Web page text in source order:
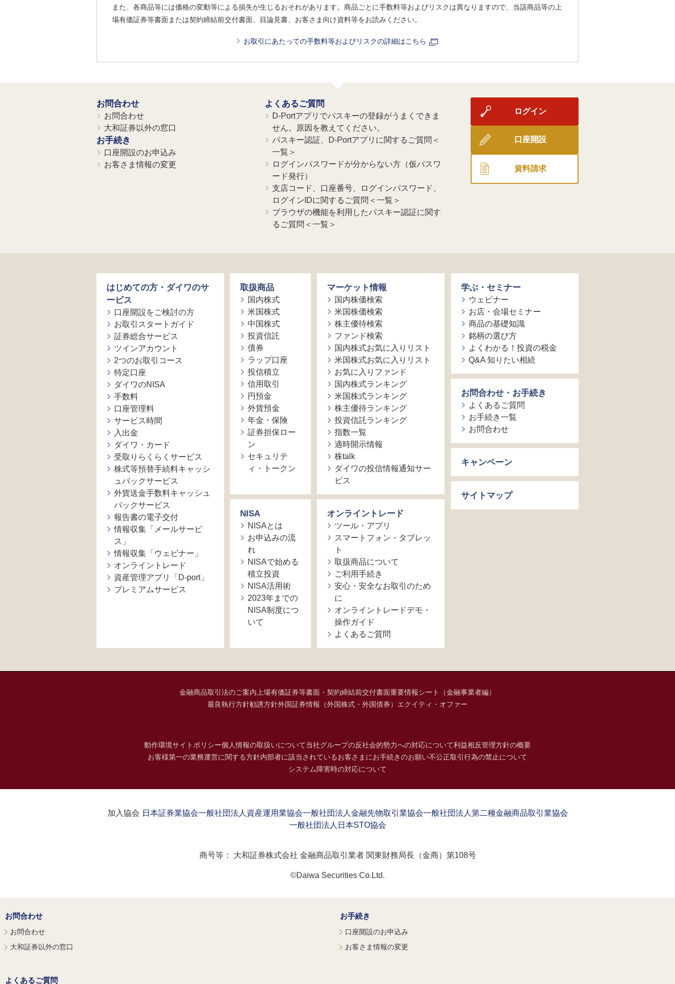
また、各商品等には価格の変動等による損失が生じるおそれがあります。商品ごとに手数料等およびリスクは異なりますので、当該商品等の上
場有価証券等書面または契約締結前交付書面、目論見書、お客さま向け資料等をお読みください。
お取引にあたっての手数料等およびリスクの詳細はこちら
お問合わせ
お問合わせ
大和証券以外の窓口
お手続き
口座開設のお申込み
お客さま情報の変更
よくあるご質問
D-Portアプリでパスキーの登録がうまくできま
せん。原因を教えてください。
パスキー認証、D-Portアプリに関するご質問＜
一覧＞
ログインパスワードが分からない方（仮パスワ
ード発行）
支店コード、口座番号、ログインパスワード、
ログインIDに関するご質問＜一覧＞
ブラウザの機能を利用したパスキー認証に関す
るご質問＜一覧＞
ログイン
口座開設
資料請求
はじめての方・ダイワのサ
ービス
口座開設をご検討の方
お取引スタートガイド
証券総合サービス
ツインアカウント
2つのお取引コース
特定口座
ダイワのNISA
手数料
口座管理料
サービス時間
入出金
ダイワ・カード
受取りらくらくサービス
株式等預替手続料キャッシ
ュバックサービス
外貨送金手数料キャッシュ
バックサービス
報告書の電子交付
情報収集「メールサービ
ス」
情報収集「ウェビナー」
オンライントレード
資産管理アプリ「D-port」
プレミアムサービス
取扱商品
国内株式
米国株式
中国株式
投資信託
債券
ラップ口座
投信積立
信用取引
円預金
外貨預金
年金・保険
証券担保ロー
ン
セキュリテ
ィ・トークン
NISA
NISAとは
お申込みの流
れ
NISAで始める
積立投資
NISA活用術
2023年までの
NISA制度につ
いて
マーケット情報
国内株価検索
米国株価検索
株主優待検索
ファンド検索
国内株式お気に入りリスト
米国株式お気に入りリスト
お気に入りファンド
国内株式ランキング
米国株式ランキング
株主優待ランキング
投資信託ランキング
指数一覧
適時開示情報
株talk
ダイワの投信情報通知サー
ビス
オンライントレード
ツール・アプリ
スマートフォン・タブレッ
ト
取扱商品について
ご利用手続き
安心・安全なお取引のため
に
オンライントレードデモ・
操作ガイド
よくあるご質問
学ぶ・セミナー
ウェビナー
お店・会場セミナー
商品の基礎知識
銘柄の選び方
よくわかる！投資の税金
Q&A 知りたい相続
お問合わせ・お手続き
よくあるご質問
お手続き一覧
お問合わせ
キャンペーン
サイトマップ
金融商品取引法のご案内 上場有価証券等書面・契約締結前交付書面重要情報シート（金融事業者編）
最良執行方針勧誘方針外国証券情報（外国株式・外国債券） エクイティ・オファー
動作環境サイトポリシー個人情報の取扱いについて当社グループの反社会的勢力への対応について利益相反管理方針の概要
お客様第一の業務運営に関する方針内部者に該当されているお客さまにお手続きのお願い不公正取引行為の禁止について
システム障害時の対応について
加入協会：日本証券業協会一般社団法人資産運用業協会一般社団法人金融先物取引業協会一般社団法人第二種金融商品取引業協会
一般社団法人日本STO協会
商号等： 大和証券株式会社 金融商品取引業者 関東財務局長（金商）第108号
©Daiwa Securities Co.Ltd.
お問合わせ
お問合わせ
大和証券以外の窓口
お手続き
口座開設のお申込み
お客さま情報の変更
よくあるご質問